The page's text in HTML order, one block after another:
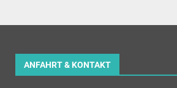
ANFAHRT & KONTAKT